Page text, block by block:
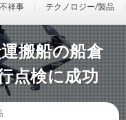
祥事 テクノロジー/製品
搬船の船倉
点検に成功